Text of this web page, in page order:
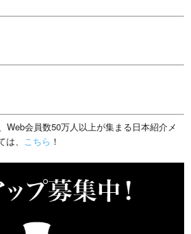
Web会員数50万人以上が集まる日本紹介メ
、 こちら ！